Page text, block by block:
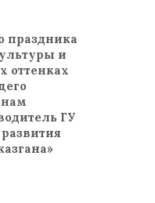
праздника
и
оттенках
ГУ